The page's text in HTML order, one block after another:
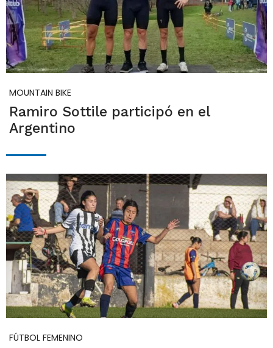
MOUNTAIN BIKE
Ramiro Sottile participó en el
Argentino
FÚTBOL FEMENINO